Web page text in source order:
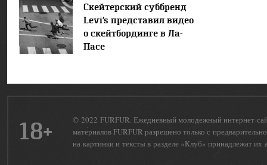
Скейтерский суббренд
Levi’s представил видео
о скейтбординге в Ла-
Пасе
18+
© 2022 FURFUR. Ежедневный молодежный интернет-
материалов FURFUR разрешено только с
на картинки и тексты в разделе «Клуб» принадлежат их